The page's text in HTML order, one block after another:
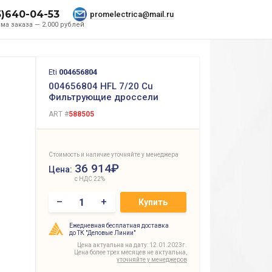
заказа — 2.000 рублей
04-53 promelectrica@mail.ru
Eti 004656804
004656804 HFL 7/20 Cu
Фильтрующие дроссели
ART #588505
Стоимость и наличие уточняйте у менеджера
Цена: 36 914₽
с НДС 22%
– + Купить
Ежедневная бесплатная доставка
до ТК "Деловые Линии"
Цена актуальна на дату: 12.01.2023г.
Цена более трех месяцев не актуальна,
уточняйте у менеджеров